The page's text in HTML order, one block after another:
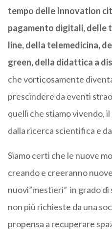
tempo delle Innovation
pagamento digitali, delle
line, della telemedicina,
green, della didattica a
che vorticosamente
prescindere da eventi
quelli che stiamo vivendo,
dalla ricerca scientifica e
Siamo certi che le nuove
creando e creeranno
nuovi”mestieri” in grado
non più richieste da una
propensa a recuperare